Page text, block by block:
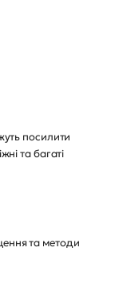
посилити
та багаті
та методи